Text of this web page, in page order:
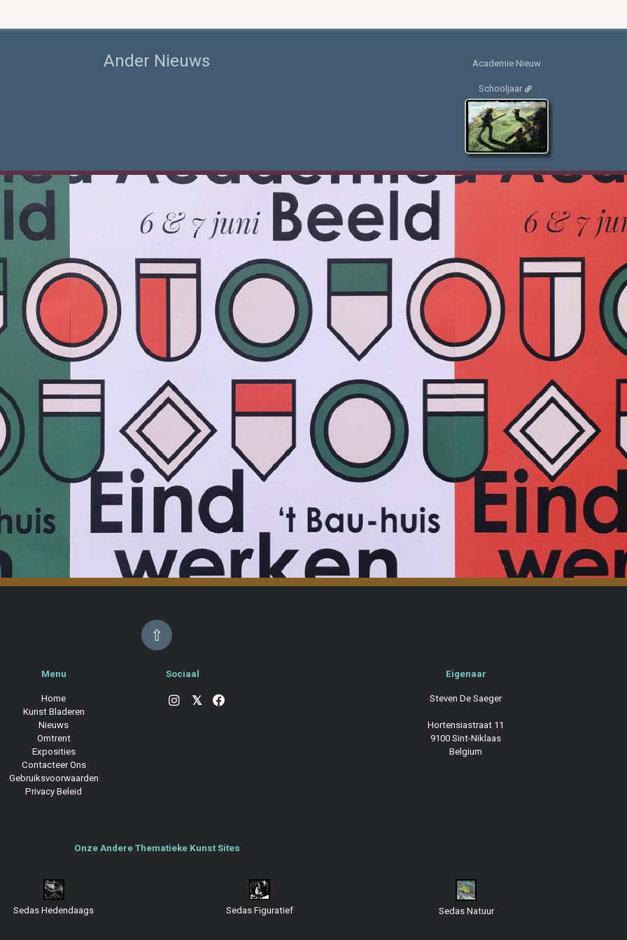
Ander Nieuws Academie Nieuw
Schooljaar
⇧
Menu
Home
Kunst Bladeren
Nieuws
Omtrent
Exposities
Contacteer Ons
Gebruiksvoorwaarden
Privacy Beleid
Sociaal
𝕏
Eigenaar
Steven De Saeger
Hortensiastraat 11
9100 Sint-Niklaas
Belgium
Onze Andere Thematieke Kunst Sites
Sedas Hedendaags Sedas Figuratief Sedas Natuur